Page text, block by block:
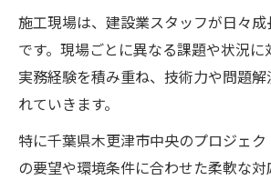
施工現場は、建設業スタッフが日々
です。現場ごとに異なる課題や状況に
実務経験を積み重ね、技術力や問題
れていきます。
特に千葉県木更津市中央のプロジェ
の要望や環境条件に合わせた柔軟な